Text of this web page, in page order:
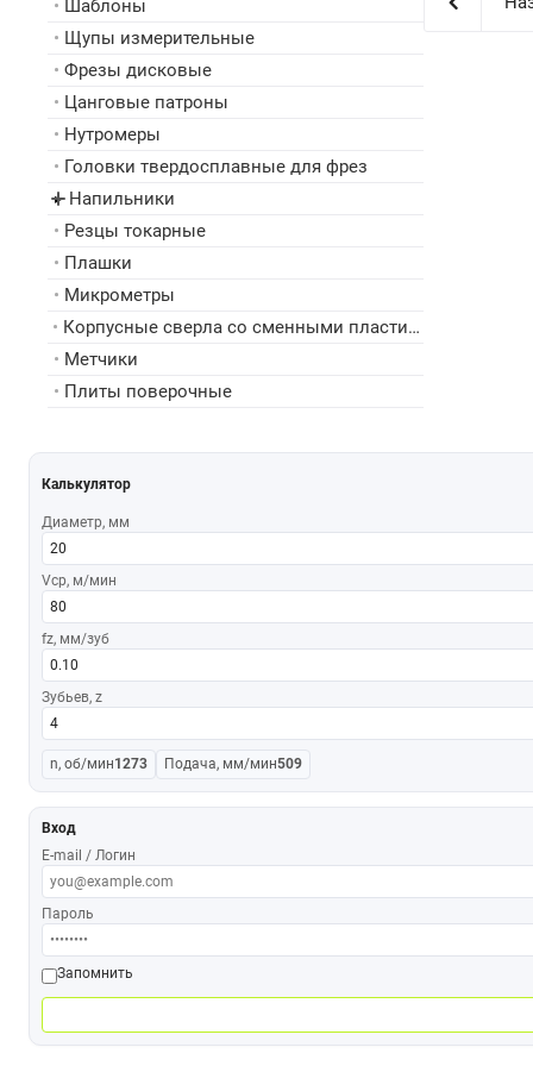
• Шаблоны
• Щупы измерительные
• Фрезы дисковые
• Цанговые патроны
• Нутромеры
• Головки твердосплавные для фрез
▸ Напильники
• Резцы токарные
• Плашки
• Микрометры
•
Корпусные сверла со сменными пластинами
• Метчики
• Плиты поверочные
Калькулятор
Диаметр, мм
Vср, м/мин
fz, мм/зуб
Зубьев, z
n, об/мин1273 Подача, мм/мин509
Вход
E-mail / Логин
Пароль
Запомнить